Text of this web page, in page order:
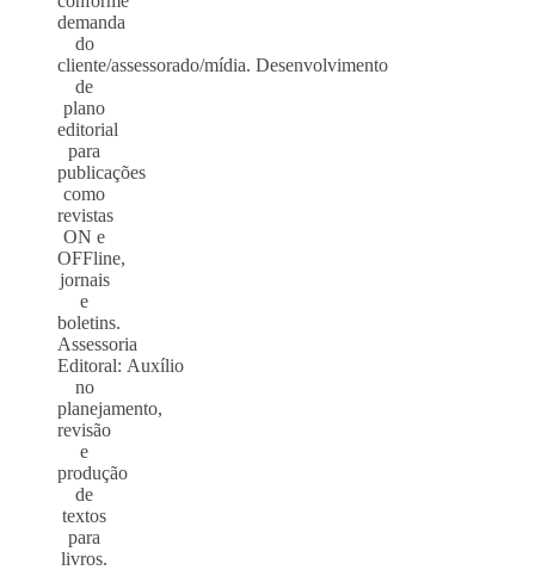
demanda
do
cliente/assessorado/mídia. Desenvolvimento
de
plano
editorial
para
publicações
como
revistas
ON e
OFFline,
jornais
e
boletins.
Assessoria
Editoral: Auxílio
no
planejamento,
revisão
e
produção
de
textos
para
livros.